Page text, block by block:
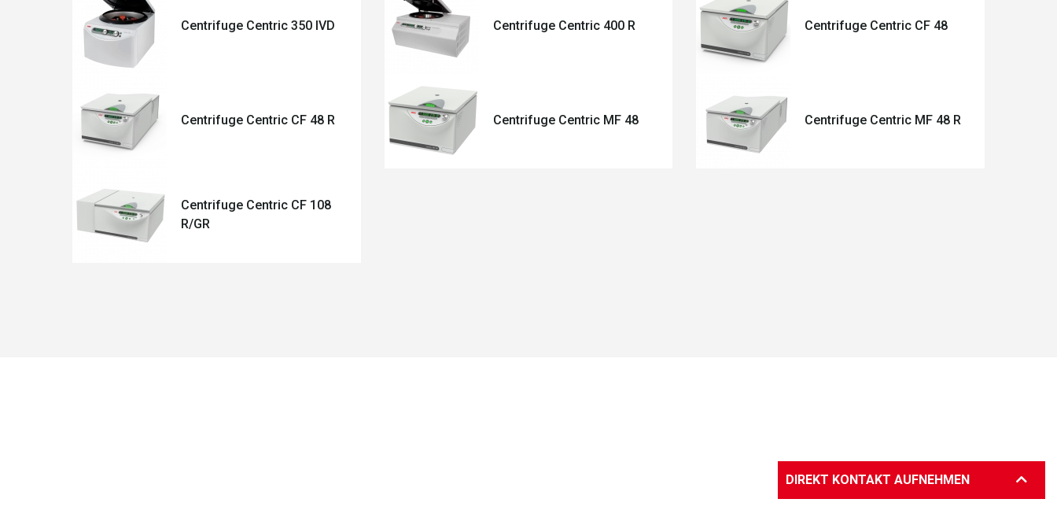
Centrifuge Centric 350 IVD Centrifuge Centric 400 R Centrifuge Centric CF 48
Centrifuge Centric CF 48 R Centrifuge Centric MF 48 Centrifuge Centric MF 48 R
Centrifuge Centric CF 108
R/GR
DIREKT KONTAKT AUFNEHMEN